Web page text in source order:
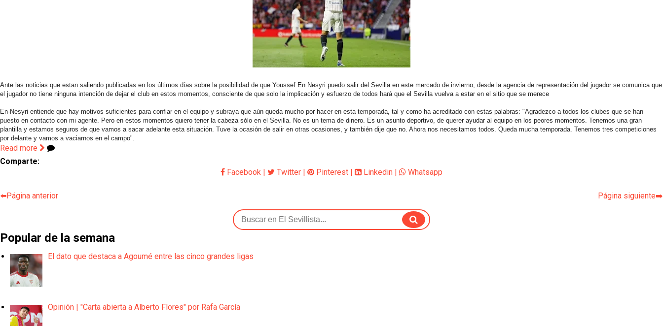
Ante las noticias que estan saliendo publicadas en los últimos días sobre la posibilidad de que Youssef En Nesyri puedo salir del Sevilla en este mercado de invierno, desde la agencia de representación del jugador se comunica que
el jugador no tiene ninguna intención de dejar el club en estos momentos, consciente de que solo la implicación y esfuerzo de todos hará que el Sevilla vuelva a estar en el sitio que se merece
En-Nesyri entiende que hay motivos suficientes para confiar en el equipo y subraya que aún queda mucho por hacer en esta temporada, tal y como ha acreditado con estas palabras: "Agradezco a todos los clubes que se han
puesto en contacto con mi agente. Pero en estos momentos quiero tener la cabeza sólo en el Sevilla. No es un tema de dinero. Es un asunto deportivo, de querer ayudar al equipo en los peores momentos. Tenemos una gran
plantilla y estamos seguros de que vamos a sacar adelante esta situación. Tuve la ocasión de salir en otras ocasiones, y también dije que no. Ahora nos necesitamos todos. Queda mucha temporada. Tenemos tres competiciones
por delante y vamos a vaciarnos en el campo".
Read more
Comparte:
Facebook | Twitter | Pinterest | Linkedin | Whatsapp
⬅️Página anterior Página siguiente➡️
Popular de la semana
El dato que destaca a Agoumé entre las cinco grandes ligas
Opinión | "Carta abierta a Alberto Flores" por Rafa García